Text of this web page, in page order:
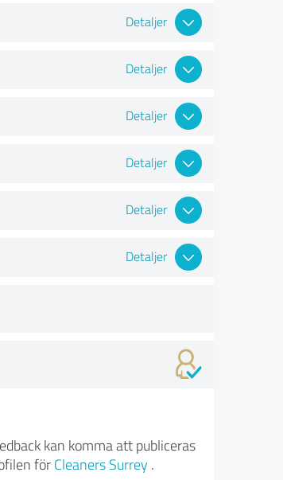
Detaljer
Detaljer
Detaljer
Detaljer
Detaljer
Detaljer
kan komma att publiceras
för Cleaners Surrey .